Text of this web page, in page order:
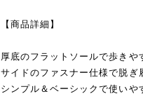
【商品詳細】
厚底のフラットソールで歩きや
サイドのファスナー仕様で脱ぎ
シンプル＆ベーシックで使い